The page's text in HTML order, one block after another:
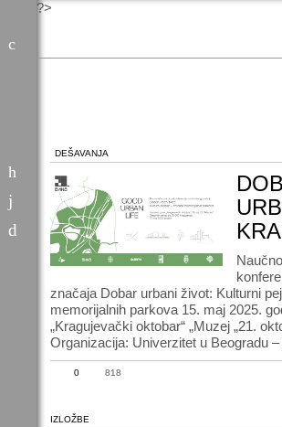
?>
DEŠAVANJA
značaja Dobar urbani život: Kulturni
memorijalnih parkova 15. maj 2025.
„Kragujevački oktobar“ „Muzej „21.
Organizacija: Univerzitet u Beogradu
0 818
IZLOŽBE